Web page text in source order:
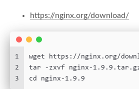
https://nginx.org/download/
1
2
3
wget https://nginx.org/
tar -zxvf nginx-
cd nginx-1.9.9